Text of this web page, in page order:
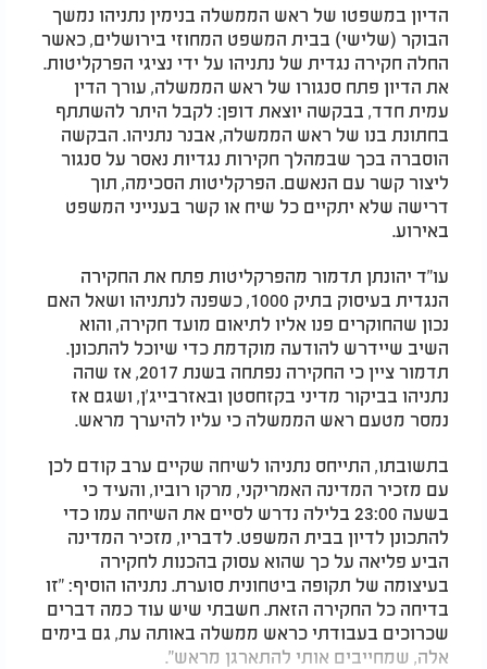
הדיון במשפטו של ראש הממשלה בנימין נתניהו נמשך
הבוקר (שלישי) בבית המשפט המחוזי בירושלים, כאשר
החלה חקירה נגדית של נתניהו על ידי נציגי הפרקליטות.
את הדיון פתח סנגורו של ראש הממשלה, עורך הדין
עמית חדד, בבקשה יוצאת דופן: לקבל היתר להשתתף
בחתונת בנו של ראש הממשלה, אבנר נתניהו. הבקשה
הוסברה בכך שבמהלך חקירות נגדיות נאסר על סנגור
ליצור קשר עם הנאשם. הפרקליטות הסכימה, תוך
דרישה שלא יתקיים כל שיח או קשר בענייני המשפט
באירוע.
עו"ד יהונתן תדמור מהפרקליטות פתח את החקירה
הנגדית בעיסוק בתיק 1000, כשפנה לנתניהו ושאל האם
נכון שהחוקרים פנו אליו לתיאום מועד חקירה, והוא
השיב שיידרש להודעה מוקדמת כדי שיוכל להתכונן.
תדמור ציין כי החקירה נפתחה בשנת 2017, אז שהה
נתניהו בביקור מדיני בקזחסטן ובאזרבייג'ן, ושגם אז
נמסר מטעם ראש הממשלה כי עליו להיערך מראש.
בתשובתו, התייחס נתניהו לשיחה שקיים ערב קודם לכן
עם מזכיר המדינה האמריקני, מרקו רוביו, והעיד כי
בשעה 23:00 בלילה נדרש לסיים את השיחה עמו כדי
להתכונן לדיון בבית המשפט. לדבריו, מזכיר המדינה
הביע פליאה על כך שהוא עסוק בהכנות לחקירה
בעיצומה של תקופה ביטחונית סוערת. נתניהו הוסיף: "זו
בדיחה כל החקירה הזאת. חשבתי שיש עוד כמה דברים
שכרוכים בעבודתי כראש ממשלה באותה עת, גם בימים
אלה, שמחייבים אותי להתארגן מראש".